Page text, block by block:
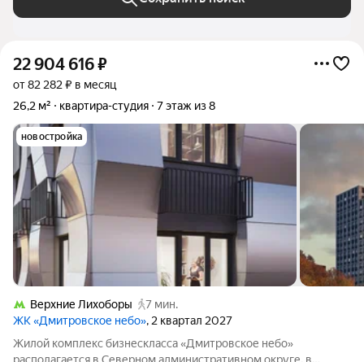
22 904 616₽
от 82 282 ₽ в месяц
26,2 м²
квартира-студия 7 этаж из 8
новостройка
Верхние Лихоборы
7 мин.
ЖК «Дмитровское небо», 2 квартал 2027
Жилой комплекс бизнескласса «Дмитровское небо»